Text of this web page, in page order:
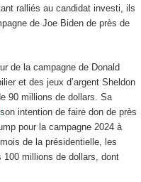
ralliés au candidat investi, ils
de Joe Biden de près de
de la campagne de Donald
et des jeux d’argent Sheldon
90 millions de dollars. Sa
intention de faire don de près
pour la campagne 2024 à
de la présidentielle, les
millions de dollars, dont